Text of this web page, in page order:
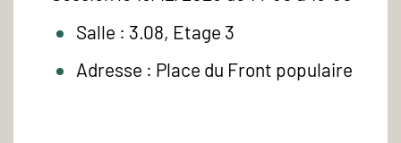
Salle : 3.08, Etage 3
Adresse : Place du Front populaire